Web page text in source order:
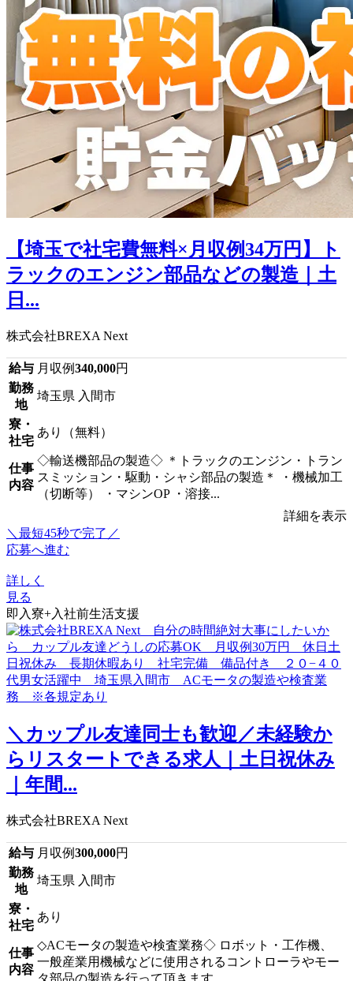
【埼玉で社宅費無料×月収例34万円】ト
ラックのエンジン部品などの製造｜土
日...
株式会社BREXA Next
給与 月収例340,000円
勤務
地
埼玉県 入間市
寮・
社宅
あり（無料）
仕事
内容
◇輸送機部品の製造◇ ＊トラックのエンジン・トラン
スミッション・駆動・シャシ部品の製造＊ ・機械加工
（切断等） ・マシンOP ・溶接...
詳細を表示
＼最短45秒で完了／
応募へ進む
詳しく
見る
即入寮+入社前生活支援
＼カップル友達同士も歓迎／未経験か
らリスタートできる求人｜土日祝休み
｜年間...
株式会社BREXA Next
給与 月収例300,000円
勤務
地
埼玉県 入間市
寮・
社宅
あり
仕事
内容
◇ACモータの製造や検査業務◇ ロボット・工作機、
一般産業用機械などに使用されるコントローラやモー
タ部品の製造を行って頂きます。 ...